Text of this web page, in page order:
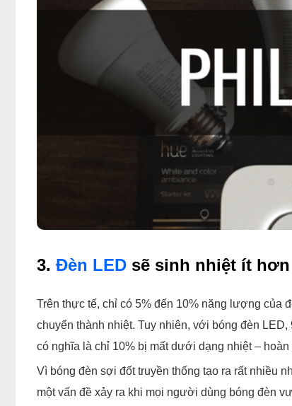
3. Đèn LED sẽ sinh nhiệt ít hơn
Trên thực tế, chỉ có 5% đến 10% năng lượng của
chuyển thành nhiệt. Tuy nhiên, với bóng đèn
có nghĩa là chỉ 10% bị mất dưới dạng nhiệt –
Vì bóng đèn sợi đốt truyền thống tạo ra rất nhiều
một vấn đề xảy ra khi mọi người dùng bóng đèn